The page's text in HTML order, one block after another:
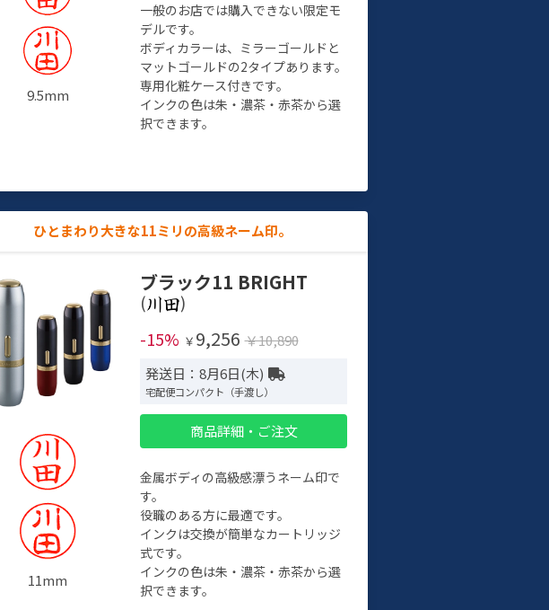
9.5mm
一般のお店では購入できない限定モ
デルです。
ボディカラーは、ミラーゴールドと
マットゴールドの2タイプあります。
専用化粧ケース付きです。
インクの色は朱・濃茶・赤茶から選
択できます。
ひとまわり大きな11ミリの高級ネーム印。
11mm
ブラック11 BRIGHT
(
)
-15% ￥ 9,256 ￥10,890
発送日：8月6日(木)
宅配便コンパクト（手渡し）
商品詳細・ご注文
金属ボディの高級感漂うネーム印で
す。
役職のある方に最適です。
インクは交換が簡単なカートリッジ
式です。
インクの色は朱・濃茶・赤茶から選
択できます。